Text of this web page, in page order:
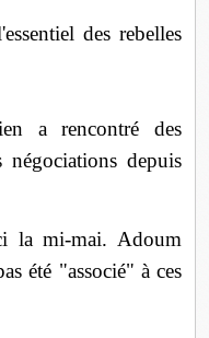
des rebelles
a rencontré des
négociations depuis
la mi-mai. Adoum
été "associé" à ces